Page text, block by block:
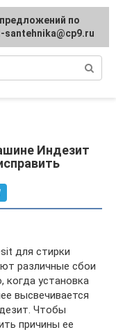
Индезит
для стирки
различные сбои
когда установка
высвечивается
Чтобы
причины ее
по
santehnika@cp9.ru